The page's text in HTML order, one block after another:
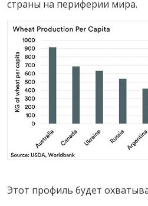
страны на периферии мира.
Этот профиль будет